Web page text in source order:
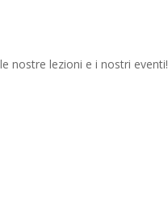
nostre lezioni e i nostri eventi!